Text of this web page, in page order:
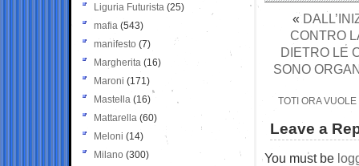
«
CONTRO
DIETRO LE
SONO
TOTI ORA
Leave a
You must be
Liguria Futurista (25)
mafia (543)
manifesto (7)
Margherita (16)
Maroni (171)
Mastella (16)
Mattarella (60)
Meloni (14)
Milano (300)